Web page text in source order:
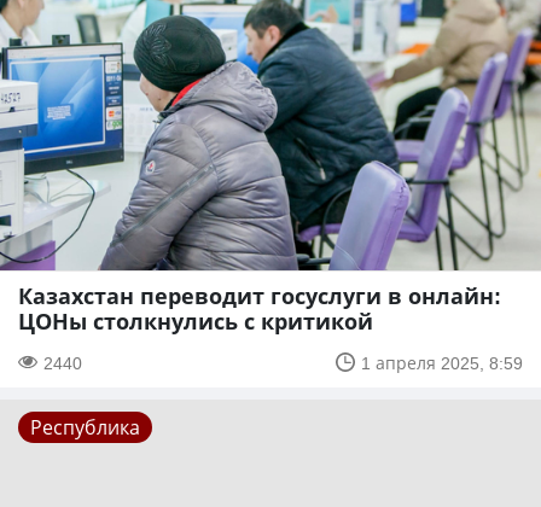
Казахстан переводит госуслуги в онлайн:
ЦОНы столкнулись с критикой
2440 1 апреля 2025, 8:59
Республика